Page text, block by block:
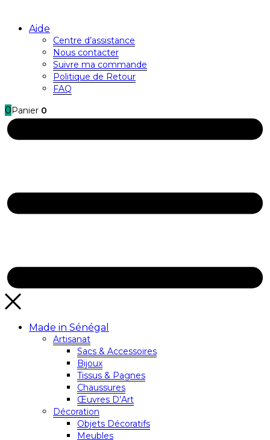
Aide
Centre d’assistance
Nous contacter
Suivre ma commande
Politique de Retour
FAQ
0 Panier 0
Made in Sénégal
Artisanat
Sacs & Accessoires
Bijoux
Tissus & Pagnes
Chaussures
Œuvres D’Art
Décoration
Objets Décoratifs
Meubles